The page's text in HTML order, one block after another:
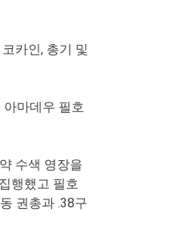
카인, 총기 및
마데우 필호
수색 영장을
행했고 필호
권총과 .38구